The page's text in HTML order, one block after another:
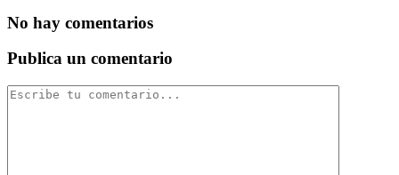
No hay comentarios
Publica un comentario